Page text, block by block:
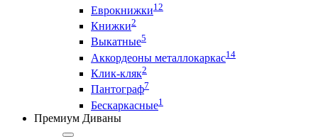
Еврокнижки12
Книжки2
Выкатные5
Аккордеоны металлокаркас14
Клик-кляк2
Пантограф7
Бескаркасные1
Премиум Диваны